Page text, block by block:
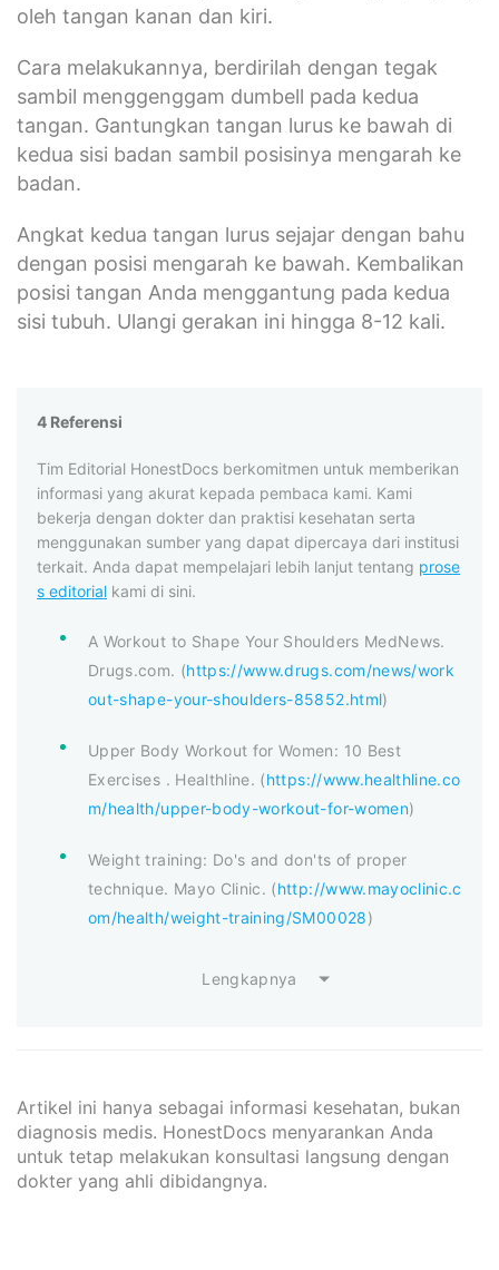
oleh tangan kanan dan kiri.
Cara melakukannya, berdirilah dengan tegak
sambil menggenggam dumbell pada kedua
tangan. Gantungkan tangan lurus ke bawah di
kedua sisi badan sambil posisinya mengarah ke
badan.
Angkat kedua tangan lurus sejajar dengan bahu
dengan posisi mengarah ke bawah. Kembalikan
posisi tangan Anda menggantung pada kedua
sisi tubuh. Ulangi gerakan ini hingga 8-12 kali.
4 Referensi
Tim Editorial HonestDocs berkomitmen untuk memberikan
informasi yang akurat kepada pembaca kami. Kami
bekerja dengan dokter dan praktisi kesehatan serta
menggunakan sumber yang dapat dipercaya dari institusi
terkait. Anda dapat mempelajari lebih lanjut tentang prose
s editorial kami di sini.
A Workout to Shape Your Shoulders MedNews.
Drugs.com. (https://www.drugs.com/news/work
out-shape-your-shoulders-85852.html)
Upper Body Workout for Women: 10 Best
Exercises . Healthline. (https://www.healthline.co
m/health/upper-body-workout-for-women)
Weight training: Do's and don'ts of proper
technique. Mayo Clinic. (http://www.mayoclinic.c
om/health/weight-training/SM00028)
Lengkapnya
Artikel ini hanya sebagai informasi kesehatan, bukan
diagnosis medis. HonestDocs menyarankan Anda
untuk tetap melakukan konsultasi langsung dengan
dokter yang ahli dibidangnya.